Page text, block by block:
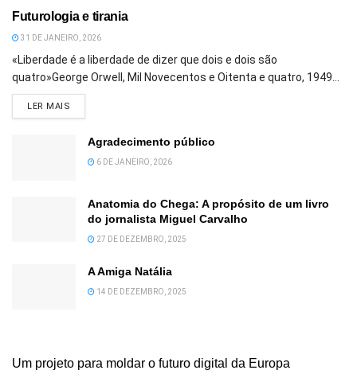
Futurologia e tirania
31 DE JANEIRO, 2026
«Liberdade é a liberdade de dizer que dois e dois são
quatro»George Orwell, Mil Novecentos e Oitenta e quatro, 1949...
LER MAIS
Agradecimento público
6 DE JANEIRO, 2026
Anatomia do Chega: A propósito de um livro
do jornalista Miguel Carvalho
27 DE DEZEMBRO, 2025
A Amiga Natália
14 DE DEZEMBRO, 2025
Um projeto para moldar o futuro digital da Europa